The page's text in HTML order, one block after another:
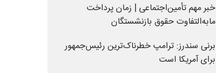
خبر مهم تأمین‌اجتماعی | زمان پرداخت
مابه‌التفاوت حقوق بازنشستگان
برنی سندرز: ترامپ خطرناک‌ترین رئیس‌جمهور
برای آمریکا است